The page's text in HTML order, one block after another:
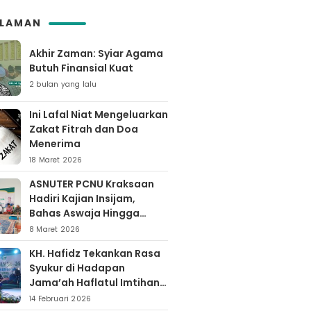
Akhir Zaman: Syiar Agama
Butuh Finansial Kuat
2 bulan yang lalu
Ini Lafal Niat Mengeluarkan
Zakat Fitrah dan Doa
Menerima
18 Maret 2026
ASNUTER PCNU Kraksaan
Hadiri Kajian Insijam,
Bahas Aswaja Hingga
Dinamika Timur Tengah
8 Maret 2026
KH. Hafidz Tekankan Rasa
Syukur di Hadapan
Jama’ah Haflatul Imtihan
Arrozaq Bucor
14 Februari 2026